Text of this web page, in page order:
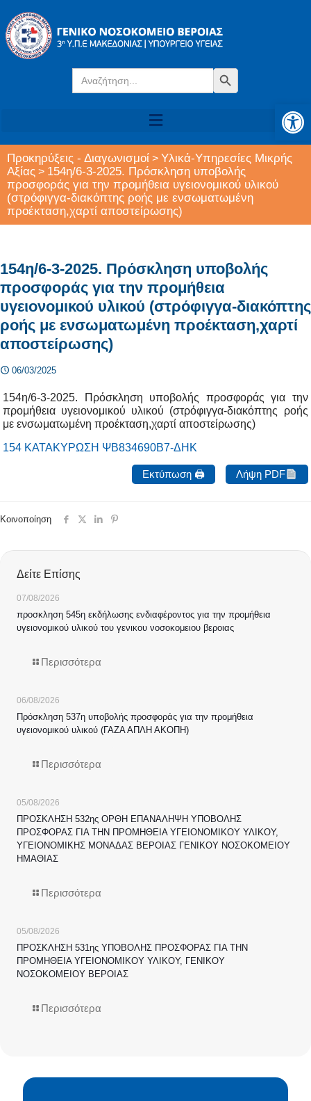
Search
for:
Search Button
Προκηρύξεις - Διαγωνισμοί > Υλικά-Υπηρεσίες Μικρής
Αξίας > 154η/6-3-2025. Πρόσκληση υποβολής
προσφοράς για την προμήθεια υγειονομικού υλικού
(στρόφιγγα-διακόπτης ροής με ενσωματωμένη
προέκταση,χαρτί αποστείρωσης)
154η/6-3-2025. Πρόσκληση υποβολής
προσφοράς για την προμήθεια
υγειονομικού υλικού (στρόφιγγα-διακόπτης
ροής με ενσωματωμένη προέκταση,χαρτί
αποστείρωσης)
06/03/2025
154η/6-3-2025. Πρόσκληση υποβολής προσφοράς για την
προμήθεια υγειονομικού υλικού (στρόφιγγα-διακόπτης ροής
με ενσωματωμένη προέκταση,χαρτί αποστείρωσης)
154 ΚΑΤΑΚΥΡΩΣΗ ΨΒ834690Β7-ΔΗΚ
Εκτύπωση 🖨 Λήψη PDF
Κοινοποίηση
Δείτε Επίσης
07/08/2026
προσκληση 545η εκδήλωσης ενδιαφέροντος για την προμήθεια
υγειονομικού υλικού του γενικου νοσοκομειου βεροιας
Περισσότερα
06/08/2026
Πρόσκληση 537η υποβολής προσφοράς για την προμήθεια
υγειονομικού υλικού (ΓΑΖΑ ΑΠΛΗ ΑΚΟΠΗ)
Περισσότερα
05/08/2026
ΠΡΟΣΚΛΗΣΗ 532ης ΟΡΘΗ ΕΠΑΝΑΛΗΨΗ ΥΠΟΒΟΛΗΣ
ΠΡΟΣΦΟΡΑΣ ΓΙΑ ΤΗΝ ΠΡΟΜΗΘΕΙΑ ΥΓΕΙΟΝΟΜΙΚΟΥ ΥΛΙΚΟΥ,
ΥΓΕΙΟΝΟΜΙΚΗΣ ΜΟΝΑΔΑΣ ΒΕΡΟΙΑΣ ΓΕΝΙΚΟΥ ΝΟΣΟΚΟΜΕΙΟΥ
ΗΜΑΘΙΑΣ
Περισσότερα
05/08/2026
ΠΡΟΣΚΛΗΣΗ 531ης ΥΠΟΒΟΛΗΣ ΠΡΟΣΦΟΡΑΣ ΓΙΑ ΤΗΝ
ΠΡΟΜΗΘΕΙΑ ΥΓΕΙΟΝΟΜΙΚΟΥ ΥΛΙΚΟΥ, ΓΕΝΙΚΟΥ
ΝΟΣΟΚΟΜΕΙΟΥ ΒΕΡΟΙΑΣ
Περισσότερα